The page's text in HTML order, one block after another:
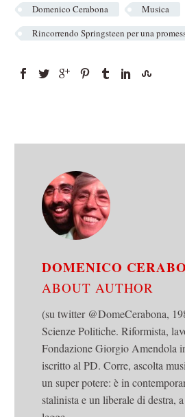
Domenico Cerabona
Musica
Rincorrendo Springsteen per una
DOMENICO
ABOUT AUTHOR
(su twitter @DomeCerabona,
Scienze Politiche. Riformista,
Fondazione Giorgio Amendola
iscritto al PD. Corre, ascolta
un super potere: è in
stalinista e un liberale di destra,